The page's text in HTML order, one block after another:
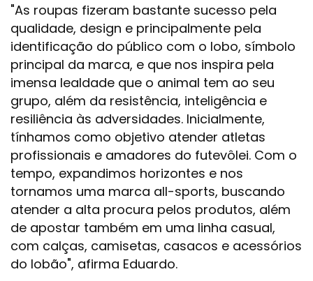
"As roupas fizeram bastante sucesso pela
qualidade, design e principalmente pela
identificação do público com o lobo, símbolo
principal da marca, e que nos inspira pela
imensa lealdade que o animal tem ao seu
grupo, além da resistência, inteligência e
resiliência às adversidades. Inicialmente,
tínhamos como objetivo atender atletas
profissionais e amadores do futevôlei. Com o
tempo, expandimos horizontes e nos
tornamos uma marca all-sports, buscando
atender a alta procura pelos produtos, além
de apostar também em uma linha casual,
com calças, camisetas, casacos e acessórios
do lobão", afirma Eduardo.